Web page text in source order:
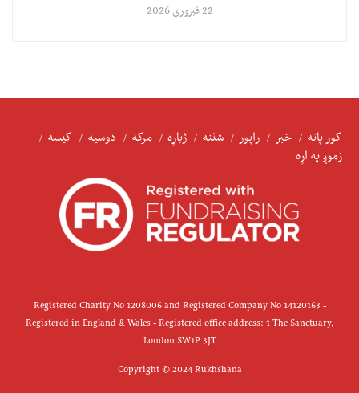
22 فبروري 2026
کور پانه خبر راپور شننه ژباړه مرکه دوسیه
کیسه
زموږ په اړه
Registered Charity No 1208006 and Registered Company No 14120163 -
Registered in England & Wales - Registered office address: 1 The Sanctuary,
London SW1P 3JT
Copyright © 2024 Rukhshana